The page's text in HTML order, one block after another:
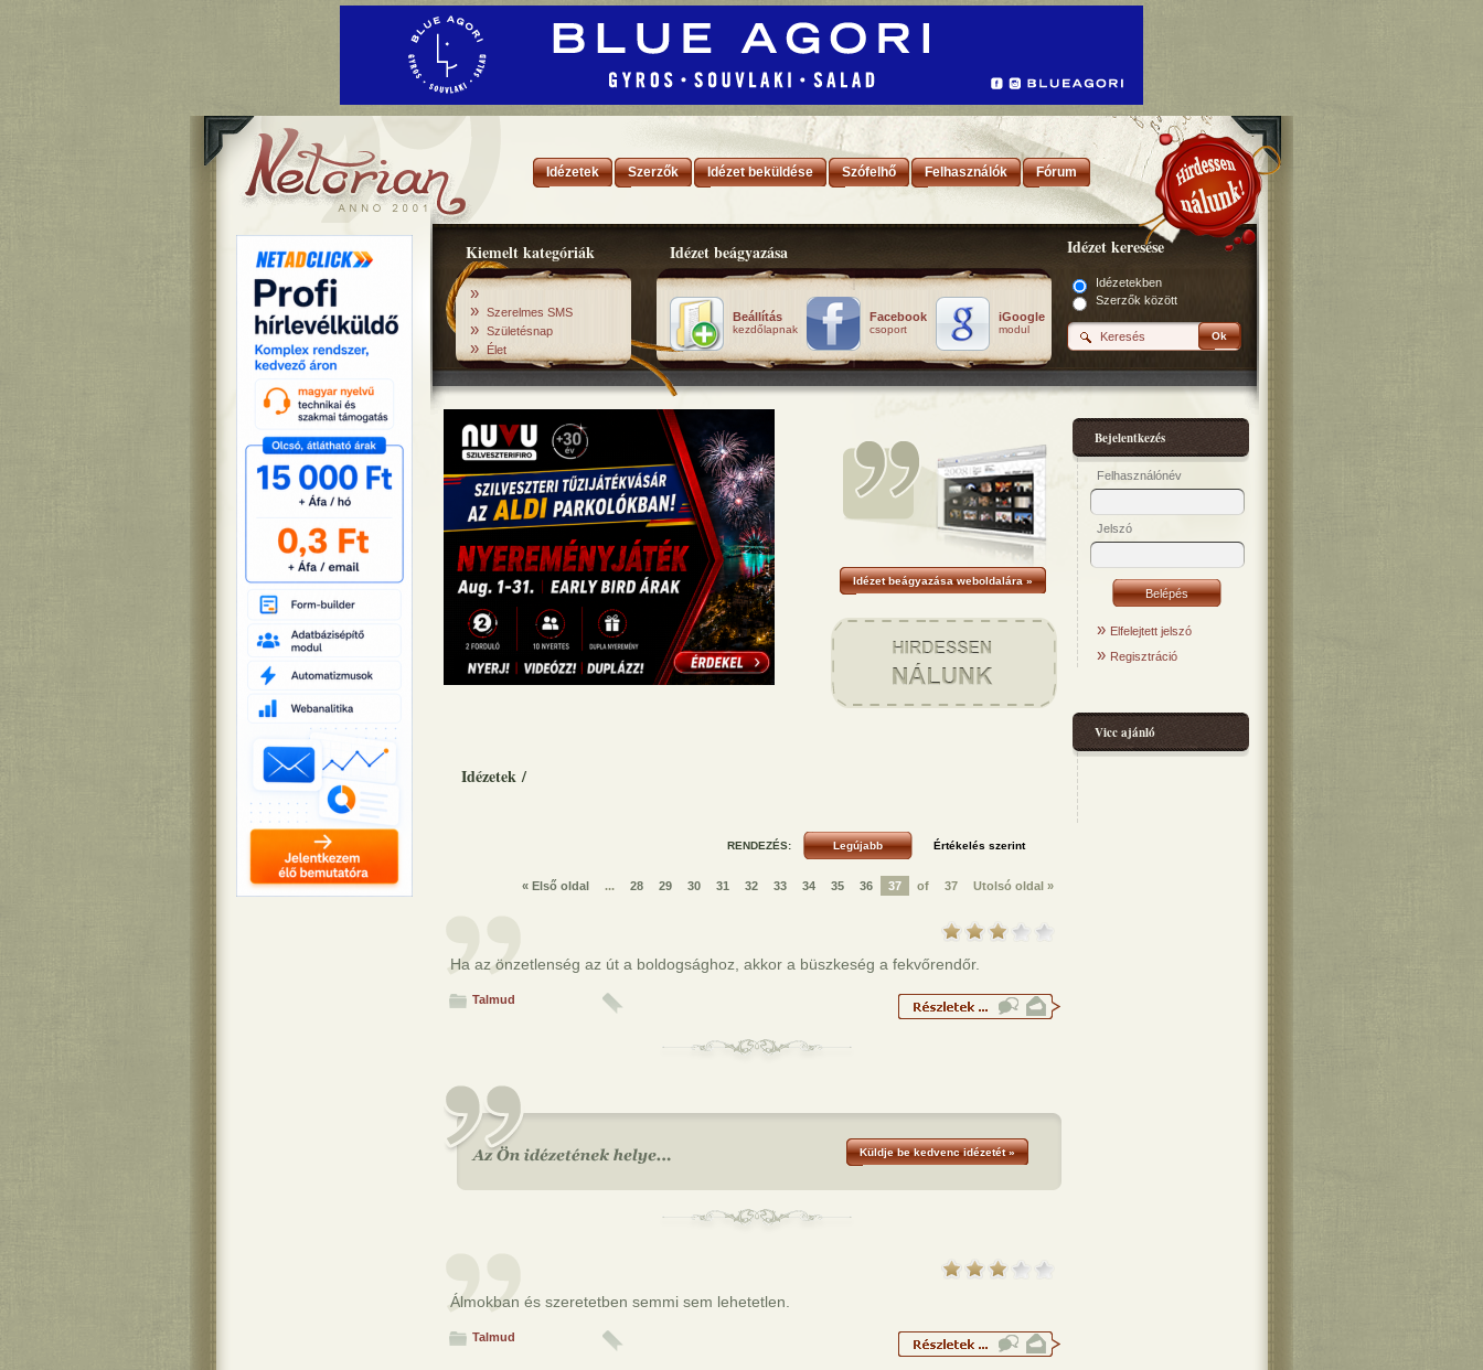
Idézetek Szerzők Idézet beküldése Szófelhő Felhasználók Fórum
Kiemelt kategóriák
»
» Szerelmes SMS
» Születésnap
» Élet
Idézet beágyazása
Beállítás
kezdőlapnak
Facebook
csoport
iGoogle
modul
Idézet keresése
Idézetekben
Szerzők között
Ok
Idézet beágyazása weboldalára »
Idézetek /
RENDEZÉS:
« Első oldal ... 28 29 30 31 32 33 34 35 36 37 of 37 Utolsó oldal »
Ha az önzetlenség az út a boldogsághoz, akkor a büszkeség a fekvőrendőr.
Talmud
Küldje be kedvenc idézetét »
Álmokban és szeretetben semmi sem lehetetlen.
Talmud
Bejelentkezés
Felhasználónév
Jelszó
» Elfelejtett jelszó
» Regisztráció
Vicc ajánló